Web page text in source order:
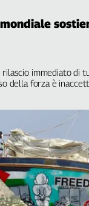
rilascio immediato di
della forza è